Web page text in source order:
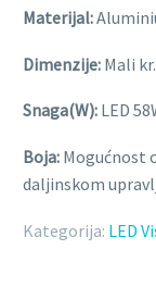
Materijal:
Dimenzije: Mali
Snaga(W): LED
Boja: Mogućnost
daljinskom
Kategorija: LED